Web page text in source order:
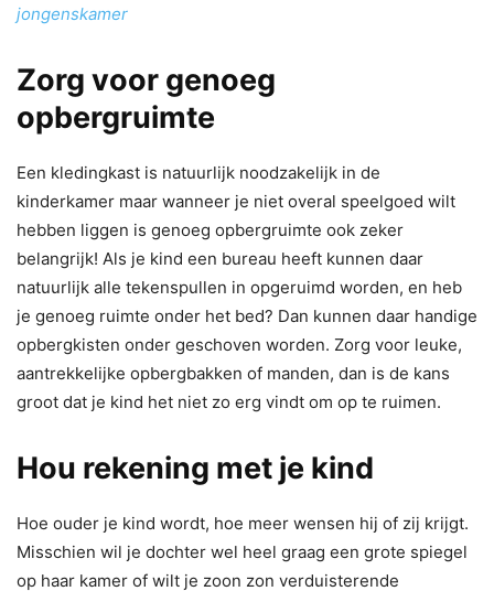
jongenskamer
Zorg voor genoeg
opbergruimte
Een kledingkast is natuurlijk noodzakelijk in de
kinderkamer maar wanneer je niet overal speelgoed wilt
hebben liggen is genoeg opbergruimte ook zeker
belangrijk! Als je kind een bureau heeft kunnen daar
natuurlijk alle tekenspullen in opgeruimd worden, en heb
je genoeg ruimte onder het bed? Dan kunnen daar handige
opbergkisten onder geschoven worden. Zorg voor leuke,
aantrekkelijke opbergbakken of manden, dan is de kans
groot dat je kind het niet zo erg vindt om op te ruimen.
Hou rekening met je kind
Hoe ouder je kind wordt, hoe meer wensen hij of zij krijgt.
Misschien wil je dochter wel heel graag een grote spiegel
op haar kamer of wilt je zoon zon verduisterende